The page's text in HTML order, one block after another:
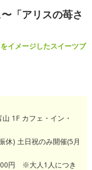
「アリスの苺さ
イメージしたスイーツブ
1F カフェ・イン・
休) 土日祝のみ開催(5月
円 ※大人1人につき